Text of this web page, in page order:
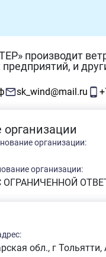
производит
и
sk_wind@mail.ru
организации:
организации:
обл., г